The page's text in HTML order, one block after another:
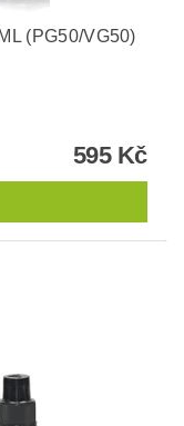
(PG50/VG50)
595 Kč